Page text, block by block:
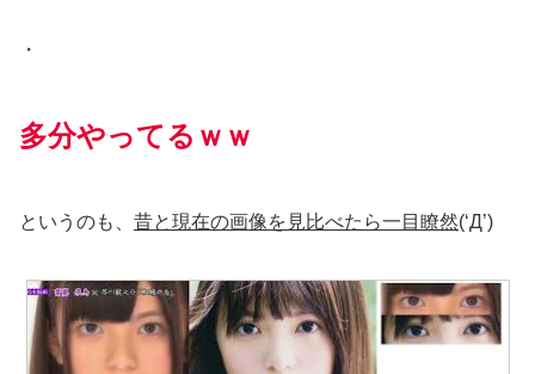
・
多分やってるｗｗ
というのも、 昔と現在の画像を見比べたら一目瞭然(‘Д’)